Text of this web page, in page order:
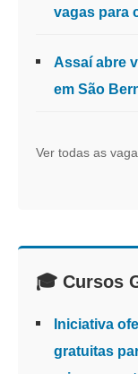
vagas para
Assaí abre
em São
Ver todas as
🎓 Cursos
Iniciativa
gratuitas